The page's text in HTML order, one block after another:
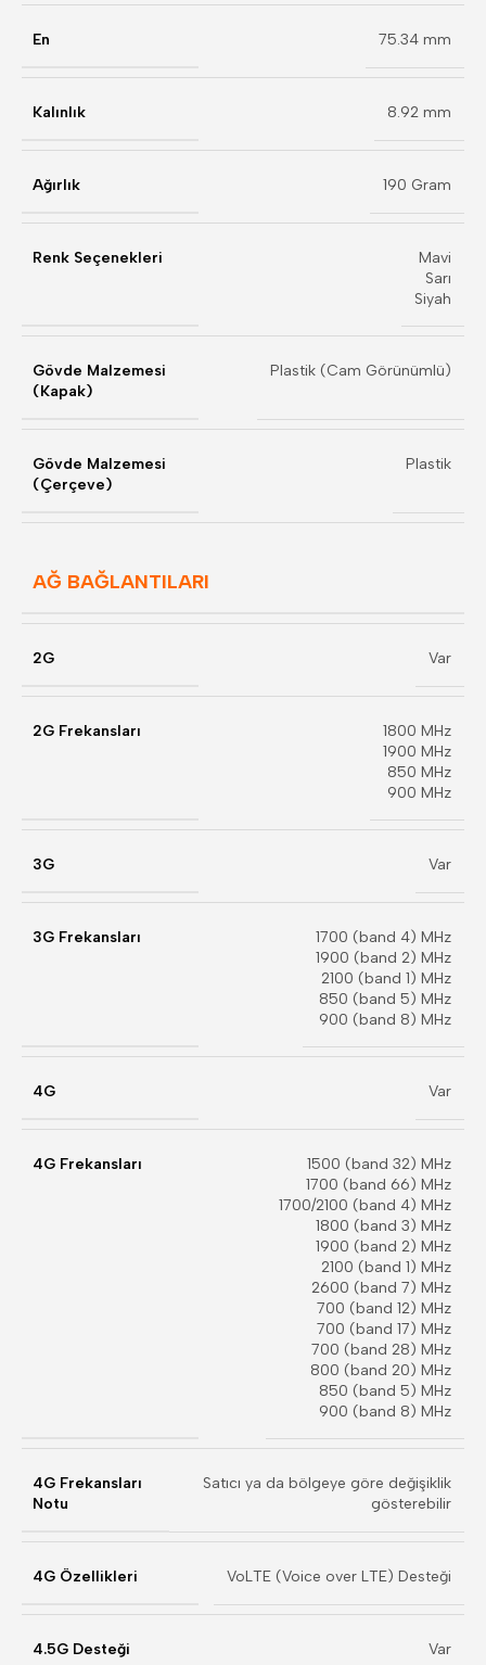
En 75.34 mm
Kalınlık 8.92 mm
Ağırlık 190 Gram
Renk Seçenekleri
Mavi
Sarı
Siyah
Gövde Malzemesi
(Kapak)
Plastik (Cam Görünümlü)
Gövde Malzemesi
(Çerçeve)
Plastik
AĞ BAĞLANTILARI
2G Var
2G Frekansları
1800 MHz
1900 MHz
850 MHz
900 MHz
3G Var
3G Frekansları
1700 (band 4) MHz
1900 (band 2) MHz
2100 (band 1) MHz
850 (band 5) MHz
900 (band 8) MHz
4G Var
4G Frekansları
1500 (band 32) MHz
1700 (band 66) MHz
1700/2100 (band 4) MHz
1800 (band 3) MHz
1900 (band 2) MHz
2100 (band 1) MHz
2600 (band 7) MHz
700 (band 12) MHz
700 (band 17) MHz
700 (band 28) MHz
800 (band 20) MHz
850 (band 5) MHz
900 (band 8) MHz
4G Frekansları
Notu
Satıcı ya da bölgeye göre değişiklik
gösterebilir
4G Özellikleri VoLTE (Voice over LTE) Desteği
4.5G Desteği Var